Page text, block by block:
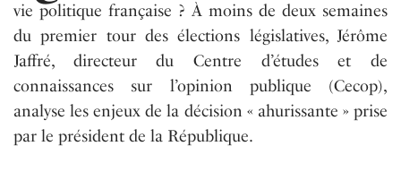
vie politique française ? À moins de deux semaines
du premier tour des élections législatives, Jérôme
Jaffré, directeur du Centre d’études et de
connaissances sur l’opinion publique (Cecop),
analyse les enjeux de la décision « ahurissante » prise
par le président de la République.